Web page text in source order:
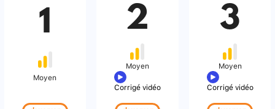
1
Moyen
2
Moyen
Corrigé vidéo
3
Moyen
Corrigé vidéo